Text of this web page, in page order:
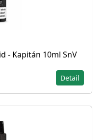
- Kapitán 10ml SnV
Detail